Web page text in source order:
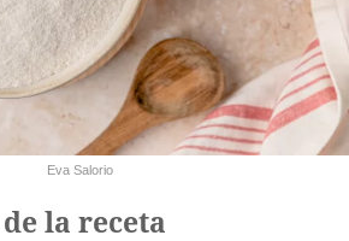
Eva Salorio
la receta